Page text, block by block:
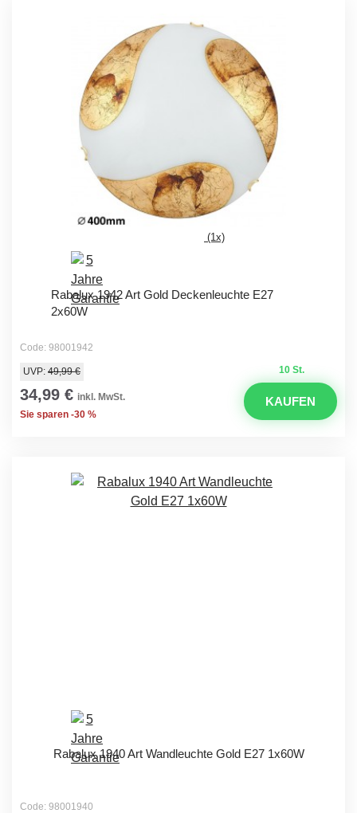
(1x)
Rabalux 1942 Art Gold Deckenleuchte E27
2x60W
Code: 98001942
10 St.
UVP: 49,99 €
34,99 € inkl. MwSt.
Sie sparen -30 %
KAUFEN
Rabalux 1940 Art Wandleuchte Gold E27 1x60W
Code: 98001940